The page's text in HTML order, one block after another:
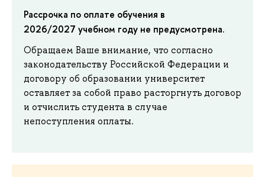
Рассрочка по оплате обучения в
2026/2027 учебном году не предусмотрена.
Обращаем Ваше внимание, что согласно
законодательству Российской Федерации и
договору об образовании университет
оставляет за собой право расторгнуть договор
и отчислить студента в случае
непоступления оплаты.